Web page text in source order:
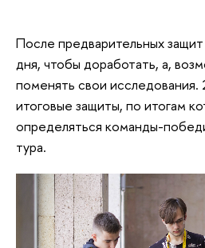
После предварительных
дня, чтобы доработать, а,
поменять свои исследования.
итоговые защиты, по итогам
определяться команды-
тура.